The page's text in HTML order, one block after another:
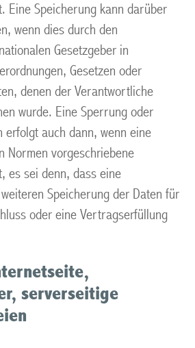
Eine Speicherung kann darüber
wenn dies durch den
Gesetzgeber in
Gesetzen oder
denen der Verantwortliche
wurde. Eine Sperrung oder
erfolgt auch dann, wenn eine
Normen vorgeschriebene
es sei denn, dass eine
Speicherung der Daten für
oder eine Vertragserfüllung
serverseitige